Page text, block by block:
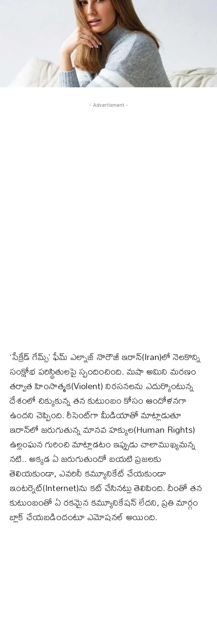
- Advertisment -
‘సేక్రేడ్ గేమ్స్’ ఫేమ్ ఎల్నాజ్ నొరౌజీ ఇరాన్‌(Iran)లో నెలకొన్ని
సంక్షోభ పరిస్థితులపై స్పందించింది. మషా అమిని మరణం
తర్వాత హింసాత్మక(Violent) నిరసనలను ఎదుర్కొంటున్న
దేశంలో చిక్కుకున్న తన కుటుంబం కోసం ఆందోళనగా
ఉందని చెప్పింది. రీసెంట్‌గా మీడియాతో మాట్లాడుతూ
ఇరాన్‌లో జరుగుతున్న మానవ హక్కుల(Human Rights)
ఉల్లంఘన గురించి మాట్లాడటం ఇప్పుడు చాలాముఖ్యమన్న
నటి.. అక్కడ ఏ జరుగుతుందో బయటి ప్రజలకు
తెలియకుండా, ఎవరినీ కమ్యూనికేట్ చేయకుండా
ఇంటర్నెట్‌(Internet)ను కట్ చేసినట్లు తెలిపింది. దీంతో తన
కుటుంబంతో ఏ రకమైన కమ్యూనికేషన్ లేదని, ప్రతి మార్గం
బ్లాక్ చేయబడిందంటూ ఎమోషనల్ అయింది.